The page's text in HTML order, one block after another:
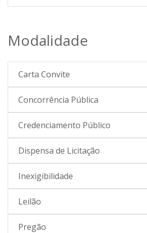
Modalidade
Carta Convite
Concorrência Pública
Credenciamento Público
Dispensa de Licitação
Inexigibilidade
Leilão
Pregão